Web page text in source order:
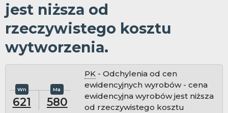
jest niższa od
rzeczywistego kosztu
wytworzenia.
621 580
PK - Odchylenia od cen
ewidencyjnych wyrobów - cena
ewidencyjna wyrobów jest niższa
od rzeczywistego kosztu